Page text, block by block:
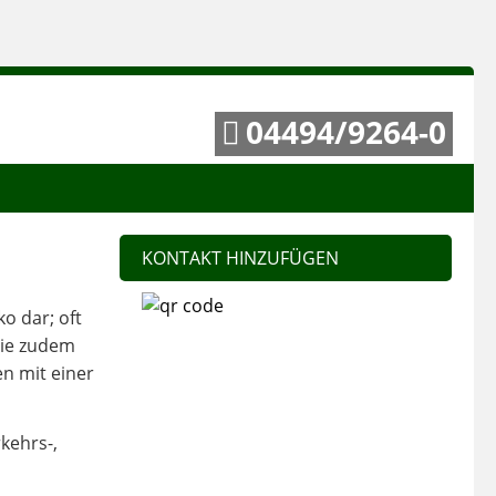
04494/9264-0
KONTAKT HINZUFÜGEN
dar; oft
zudem
mit einer
,